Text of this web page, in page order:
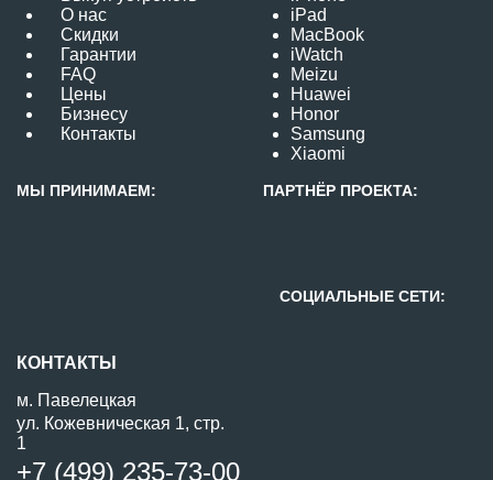
МЫ ПРИНИМАЕМ:
О нас
Скидки
Гарантии
FAQ
Цены
Бизнесу
Контакты
iPad
MacBook
iWatch
Meizu
Huawei
Honor
Samsung
Xiaomi
ПАРТНЁР ПРОЕКТА:
СОЦИАЛЬНЫЕ СЕТИ:
КОНТАКТЫ
м. Павелецкая
ул. Кожевническая 1, стр.
1
+7 (499) 235-73-00